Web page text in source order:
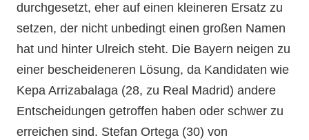
durchgesetzt, eher auf einen kleineren Ersatz zu
setzen, der nicht unbedingt einen großen Namen
hat und hinter Ulreich steht. Die Bayern neigen zu
einer bescheideneren Lösung, da Kandidaten wie
Kepa Arrizabalaga (28, zu Real Madrid) andere
Entscheidungen getroffen haben oder schwer zu
erreichen sind. Stefan Ortega (30) von